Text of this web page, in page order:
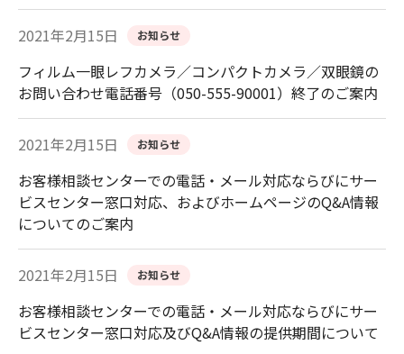
2021年2月15日 お知らせ
フィルム一眼レフカメラ／コンパクトカメラ／双眼鏡の
お問い合わせ電話番号（050-555-90001）終了のご案内
2021年2月15日 お知らせ
お客様相談センターでの電話・メール対応ならびにサー
ビスセンター窓口対応、およびホームページのQ&A情報
についてのご案内
2021年2月15日 お知らせ
お客様相談センターでの電話・メール対応ならびにサー
ビスセンター窓口対応及びQ&A情報の提供期間について